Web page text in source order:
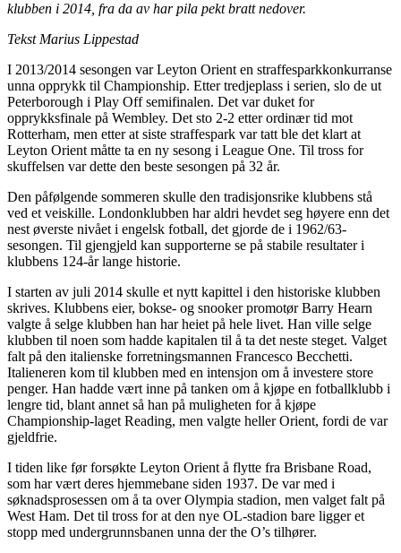
klubben i 2014, fra da av har pila pekt bratt nedover.
Tekst Marius Lippestad
I 2013/2014 sesongen var Leyton Orient en straffesparkkonkurranse
unna opprykk til Championship. Etter tredjeplass i serien, slo de ut
Peterborough i Play Off semifinalen. Det var duket for
opprykksfinale på Wembley. Det sto 2-2 etter ordinær tid mot
Rotterham, men etter at siste straffespark var tatt ble det klart at
Leyton Orient måtte ta en ny sesong i League One. Til tross for
skuffelsen var dette den beste sesongen på 32 år.
Den påfølgende sommeren skulle den tradisjonsrike klubbens stå
ved et veiskille. Londonklubben har aldri hevdet seg høyere enn det
nest øverste nivået i engelsk fotball, det gjorde de i 1962/63-
sesongen. Til gjengjeld kan supporterne se på stabile resultater i
klubbens 124-år lange historie.
I starten av juli 2014 skulle et nytt kapittel i den historiske klubben
skrives. Klubbens eier, bokse- og snooker promotør Barry Hearn
valgte å selge klubben han har heiet på hele livet. Han ville selge
klubben til noen som hadde kapitalen til å ta det neste steget. Valget
falt på den italienske forretningsmannen Francesco Becchetti.
Italieneren kom til klubben med en intensjon om å investere store
penger. Han hadde vært inne på tanken om å kjøpe en fotballklubb i
lengre tid, blant annet så han på muligheten for å kjøpe
Championship-laget Reading, men valgte heller Orient, fordi de var
gjeldfrie.
I tiden like før forsøkte Leyton Orient å flytte fra Brisbane Road,
som har vært deres hjemmebane siden 1937. De var med i
søknadsprosessen om å ta over Olympia stadion, men valget falt på
West Ham. Det til tross for at den nye OL-stadion bare ligger et
stopp med undergrunnsbanen unna der the O’s tilhører.